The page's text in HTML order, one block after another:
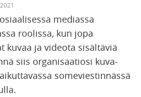
mediassa
roolissa, kun jopa
kuvaa ja videota sisältäviä
siis organisaatiosi kuva-
someviestinnässä